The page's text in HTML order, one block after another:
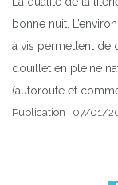
bonne nuit.
à vis permettent de
douillet en pleine
(autoroute et
Publication : 07/01/